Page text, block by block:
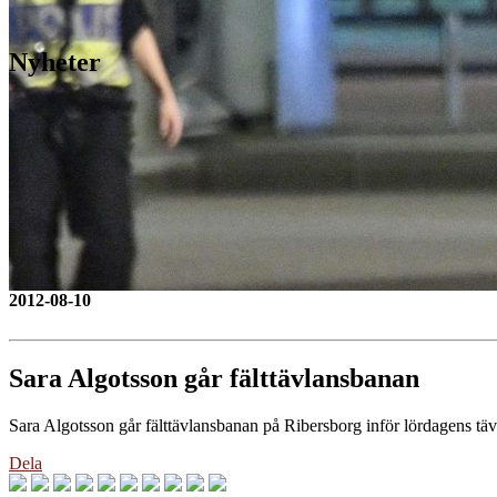
Nyheter
2012-08-10
Sara Algotsson går fälttävlansbanan
Sara Algotsson går fälttävlansbanan på Ribersborg inför lördagens
Dela